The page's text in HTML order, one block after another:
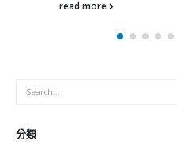
read more
分類